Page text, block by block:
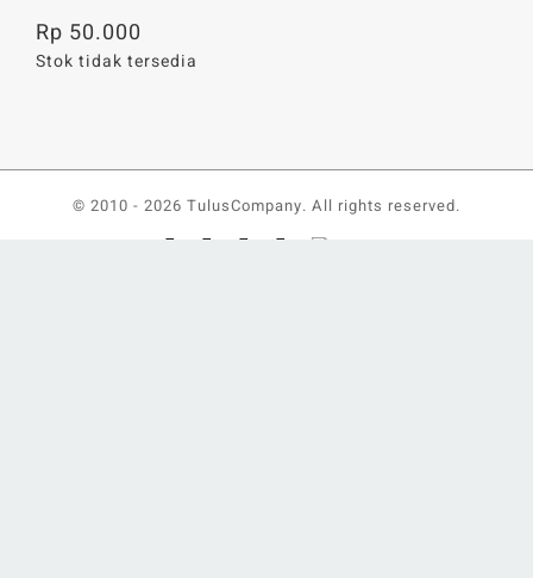
Rp 50.000
Stok tidak tersedia
© 2010 - 2026 TulusCompany. All rights reserved.